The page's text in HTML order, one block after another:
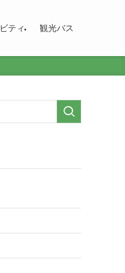
ティ 観光バス